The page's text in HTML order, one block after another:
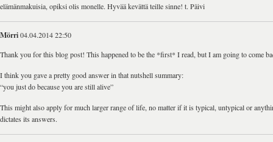
elämänmakuisia, opiksi olis monelle. Hyvää kevättä teille sinne! t. Päivi
Mörri04.04.2014 22:50
Thank you for this blog post! This happened to be the *first* I read, but I am going to come
I think you gave a pretty good answer in that nutshell summary:
“you just do because you are still alive”
This might also apply for much larger range of life, no matter if it is typical, untypical or
dictates its answers.